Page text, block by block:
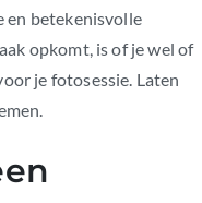
en betekenisvolle
opkomt, is of je wel of
je fotosessie. Laten